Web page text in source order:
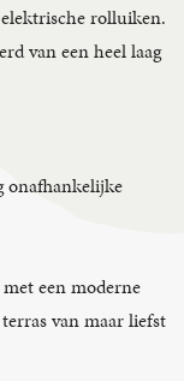
rolluiken.
van een heel laag
onafhankelijke
een moderne
van maar liefst